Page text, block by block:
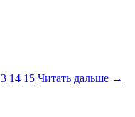
14 15 Читать дальше →